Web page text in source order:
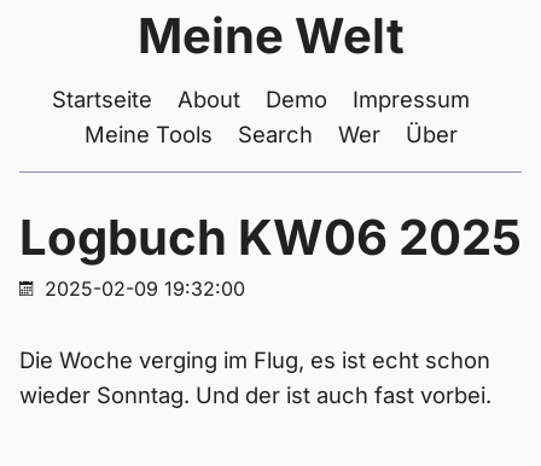
Meine Welt
Startseite About Demo
Impressum
Meine Tools
Search Wer Über
Logbuch KW06 2025
2025-02-09 19:32:00
Die Woche verging im Flug, es ist echt schon
wieder Sonntag. Und der ist auch fast vorbei.